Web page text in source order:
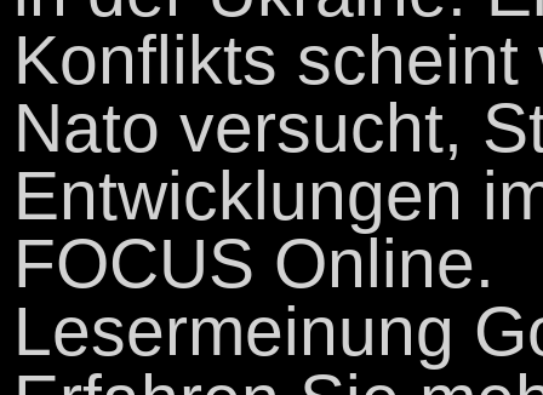
Konflikts
Nato versucht,
Entwicklungen
FOCUS Online.
Lesermeinung